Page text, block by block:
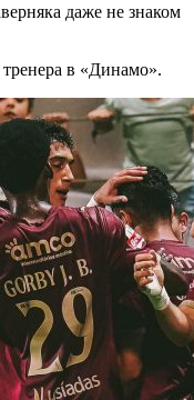
даже не знаком
в «Динамо».